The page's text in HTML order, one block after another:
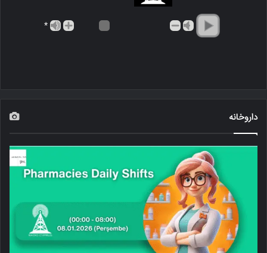
*
داروخانه